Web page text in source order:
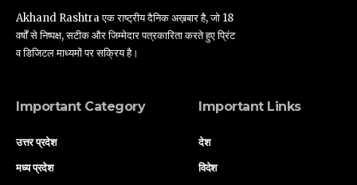
Akhand Rashtra एक राष्ट्रीय दैनिक अख़बार है, जो 18
वर्षों से निष्पक्ष, सटीक और जिम्मेदार पत्रकारिता करते हुए प्रिंट
व डिजिटल माध्यमों पर सक्रिय है।
Important Category
उत्तर प्रदेश
मध्य प्रदेश
Important Links
देश
विदेश